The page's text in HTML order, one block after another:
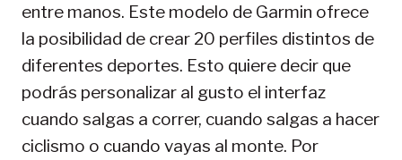
entre manos. Este modelo de Garmin ofrece
la posibilidad de crear 20 perfiles distintos de
diferentes deportes. Esto quiere decir que
podrás personalizar al gusto el interfaz
cuando salgas a correr, cuando salgas a hacer
ciclismo o cuando vayas al monte. Por